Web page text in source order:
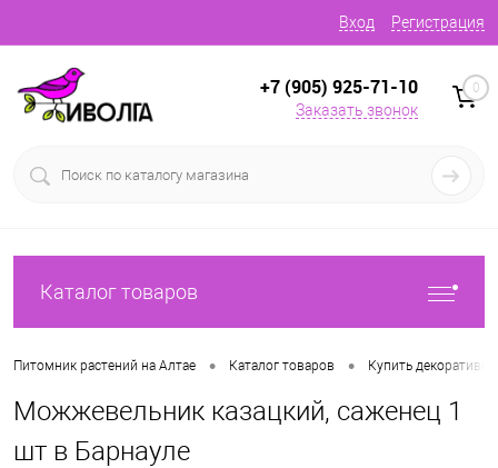
Вход Регистрация
+7 (905) 925-71-10
Заказать звонок
0
Каталог товаров
Питомник растений на Алтае • Каталог товаров • Купить
Можжевельник казацкий, саженец 1
шт в Барнауле